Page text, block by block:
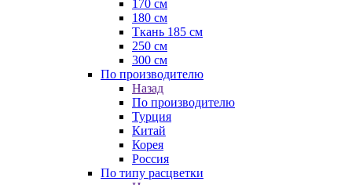
170 см
180 см
Ткань 185 см
250 см
300 см
По производителю
Назад
По производителю
Турция
Китай
Корея
Россия
По типу расцветки